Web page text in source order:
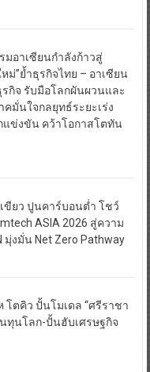
มอาเซียนกำลังก้าวสู่
ม่”ย้ำธุรกิจไทย – อาเซียน
รกิจ รับมือโลกผันผวนและ
มั่นใจกลยุทธ์ระยะเร่ง
แข่งขัน คว้าโอกาสโตทัน
ขียว ปูนคาร์บอนต่ำ โชว์
ASIA 2026 สู่ความ
มุ่งมั่น Net Zero Pathway
โตคิว ปั้นโมเดล “ศรีราชา
ทุนโลก-ปั้นฮับเศรษฐกิจ